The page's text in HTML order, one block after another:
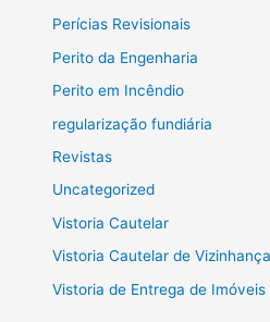
Perícias Revisionais
Perito da Engenharia
Perito em Incêndio
regularização fundiária
Revistas
Uncategorized
Vistoria Cautelar
Vistoria Cautelar de Vizinhança
Vistoria de Entrega de Imóveis